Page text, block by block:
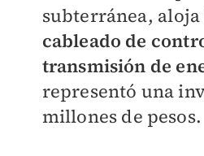
subterránea,
cableado de
transmisión de
representó una
millones de pesos.